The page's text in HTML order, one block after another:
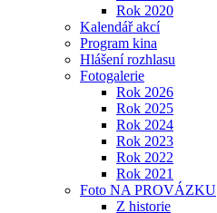
Rok 2020
Kalendář akcí
Program kina
Hlášení rozhlasu
Fotogalerie
Rok 2026
Rok 2025
Rok 2024
Rok 2023
Rok 2022
Rok 2021
Foto NA PROVÁZKU
Z historie